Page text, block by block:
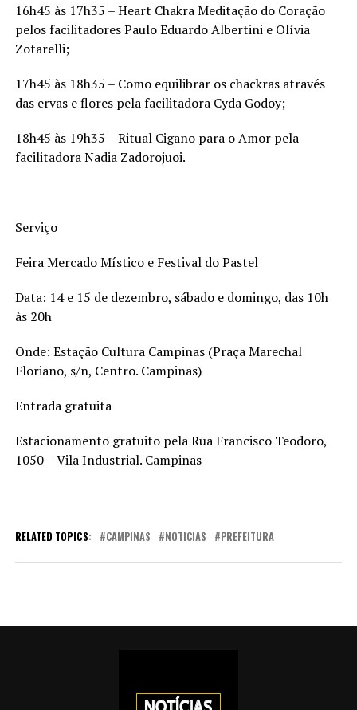
16h45 às 17h35 – Heart Chakra Meditação do Coração
pelos facilitadores Paulo Eduardo Albertini e Olívia
Zotarelli;
17h45 às 18h35 – Como equilibrar os chackras através
das ervas e flores pela facilitadora Cyda Godoy;
18h45 às 19h35 – Ritual Cigano para o Amor pela
facilitadora Nadia Zadorojuoi.
Serviço
Feira Mercado Místico e Festival do Pastel
Data: 14 e 15 de dezembro, sábado e domingo, das 10h
às 20h
Onde: Estação Cultura Campinas (Praça Marechal
Floriano, s/n, Centro. Campinas)
Entrada gratuita
Estacionamento gratuito pela Rua Francisco Teodoro,
1050 – Vila Industrial. Campinas
RELATED TOPICS: CAMPINAS NOTICIAS PREFEITURA